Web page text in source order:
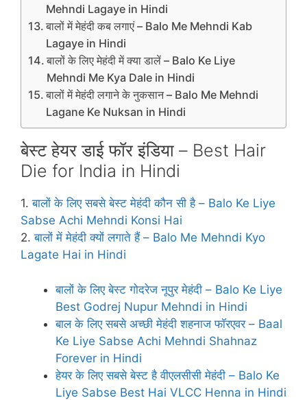
Mehndi Lagaye in Hindi
बालों में मेहंदी कब लगाएं – Balo Me Mehndi Kab
Lagaye in Hindi
बालों के लिए मेहंदी में क्‍या डालें – Balo Ke Liye
Mehndi Me Kya Dale in Hindi
बालों में मेहंदी लगाने के नुकसान – Balo Me Mehndi
Lagane Ke Nuksan in Hindi
बेस्‍ट हेयर डाई फॉर इंडिया – Best Hair
Die for India in Hindi
1.बालों के लिए सबसे बेस्ट मेहंदी कौन सी है – Balo Ke Liye
Sabse Achi Mehndi Konsi Hai
2.बालों में मेहंदी क्यों लगाते हैं – Balo Me Mehndi Kyo
Lagate Hai in Hindi
बालों के लिए बेस्‍ट गोदरेज नूपुर मेहंदी – Balo Ke Liye
Best Godrej Nupur Mehndi in Hindi
बाल के लिए सबसे अच्‍छी मेहंदी शहनाज फॉरएवर – Baal
Ke Liye Sabse Achi Mehndi Shahnaz
Forever in Hindi
हेयर के लिए सबसे बेस्‍ट है वीएलसीसी मेहंदी – Balo Ke
Liye Sabse Best Hai VLCC Henna in Hindi